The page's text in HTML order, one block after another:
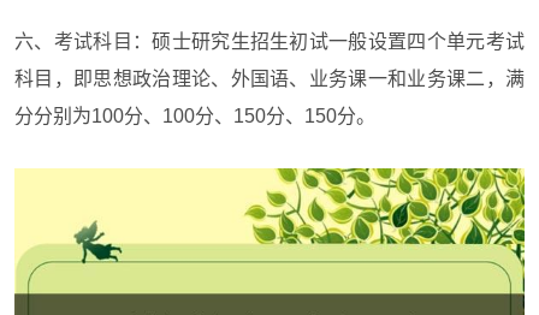
六、考试科目：硕士研究生招生初试一般设置四个单元考试
科目，即思想政治理论、外国语、业务课一和业务课二，满
分分别为100分、100分、150分、150分。